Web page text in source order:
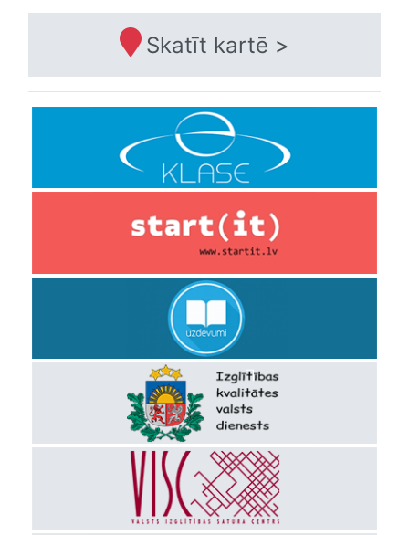
Skatīt kartē >